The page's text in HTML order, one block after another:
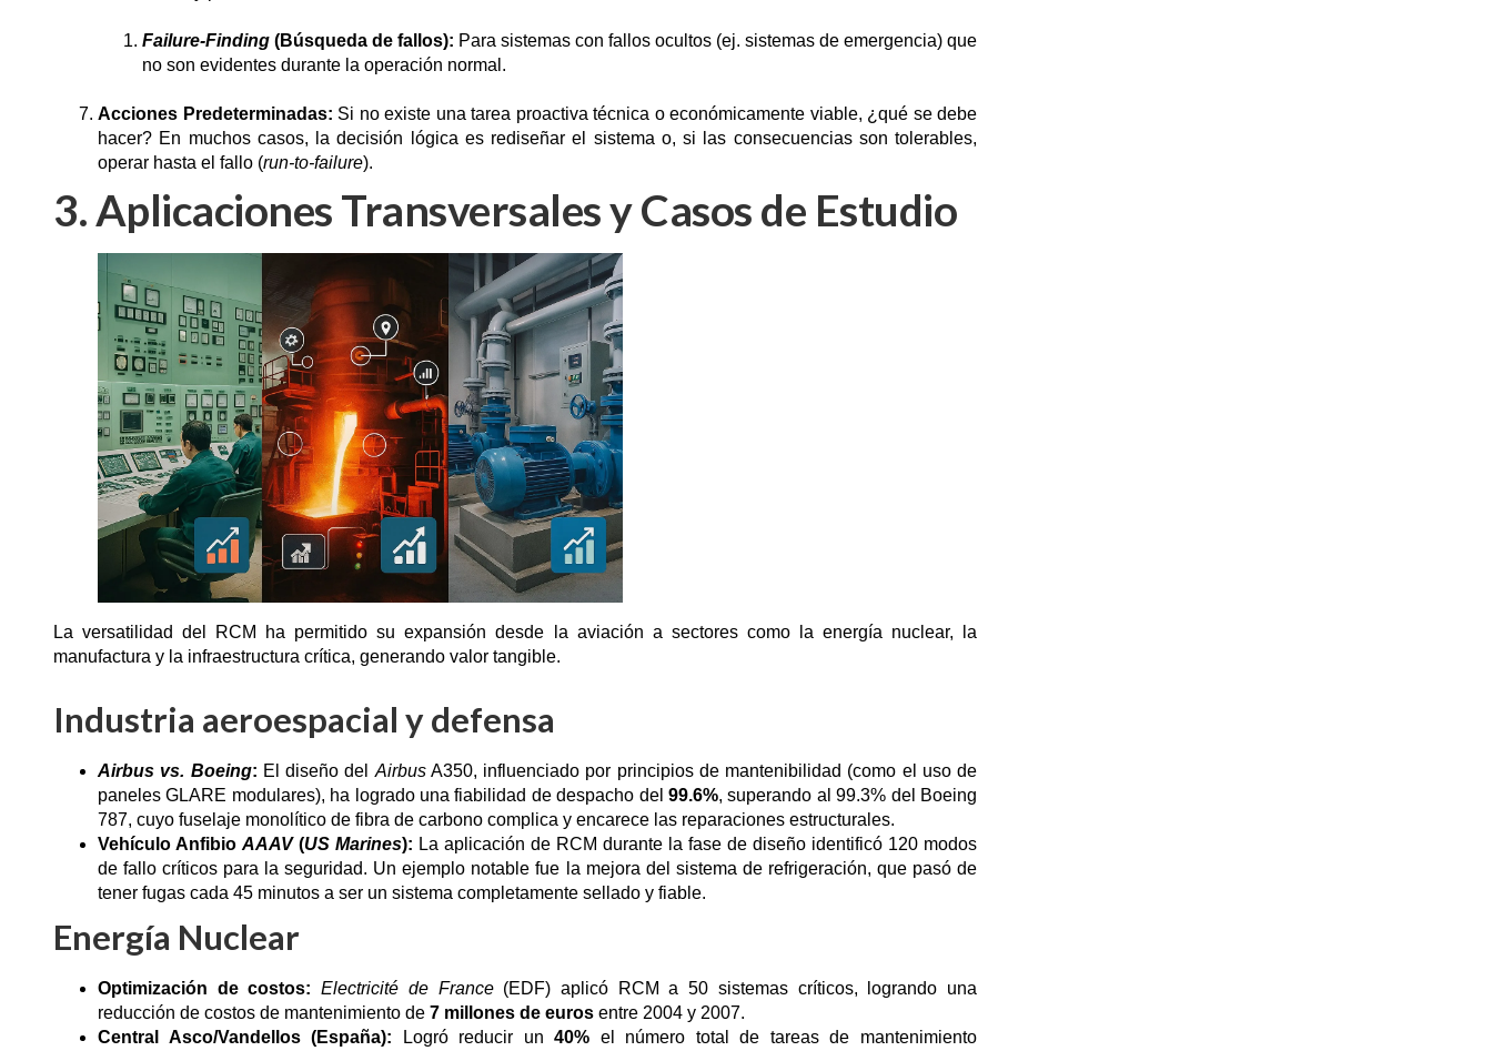
Failure-Finding (Búsqueda de fallos): Para sistemas con fallos ocultos (ej. sistemas de emergencia) que
no son evidentes durante la operación normal.
Acciones Predeterminadas: Si no existe una tarea proactiva técnica o económicamente viable, ¿qué se debe
hacer? En muchos casos, la decisión lógica es rediseñar el sistema o, si las consecuencias son tolerables,
operar hasta el fallo (run-to-failure).
3. Aplicaciones Transversales y Casos de Estudio
La versatilidad del RCM ha permitido su expansión desde la aviación a sectores como la energía nuclear, la
manufactura y la infraestructura crítica, generando valor tangible.
Industria aeroespacial y defensa
Airbus vs. Boeing: El diseño del AirbusA350, influenciado por principios de mantenibilidad (como el uso de
paneles GLARE modulares), ha logrado una fiabilidad de despacho del 99.6%, superando al 99.3% del Boeing
787, cuyo fuselaje monolítico de fibra de carbono complica y encarece las reparaciones estructurales.
Vehículo Anfibio AAAV(US Marines): La aplicación de RCM durante la fase de diseño identificó 120 modos
de fallo críticos para la seguridad. Un ejemplo notable fue la mejora del sistema de refrigeración, que pasó de
tener fugas cada 45 minutos a ser un sistema completamente sellado y fiable.
Energía Nuclear
Optimización de costos: Electricité de France(EDF) aplicó RCM a 50 sistemas críticos, logrando una
reducción de costos de mantenimiento de 7 millones de euros entre 2004 y 2007.
Central Asco/Vandellos (España): Logró reducir un40% el número total de tareas de mantenimiento